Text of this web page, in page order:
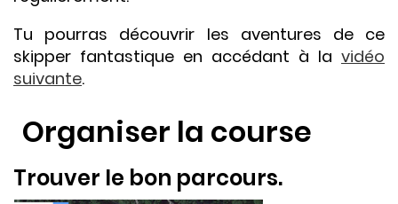
Tu pourras découvrir les aventures de ce
skipper fantastique en accédant à la vidéo
suivante.
Organiser la course
Trouver le bon parcours.